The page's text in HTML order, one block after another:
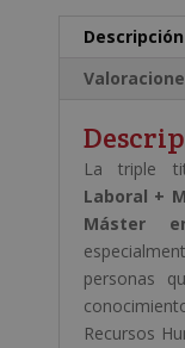
Laboral
cantidad
Descripción
La triple
Laboral +
Máster
personas
Recursos